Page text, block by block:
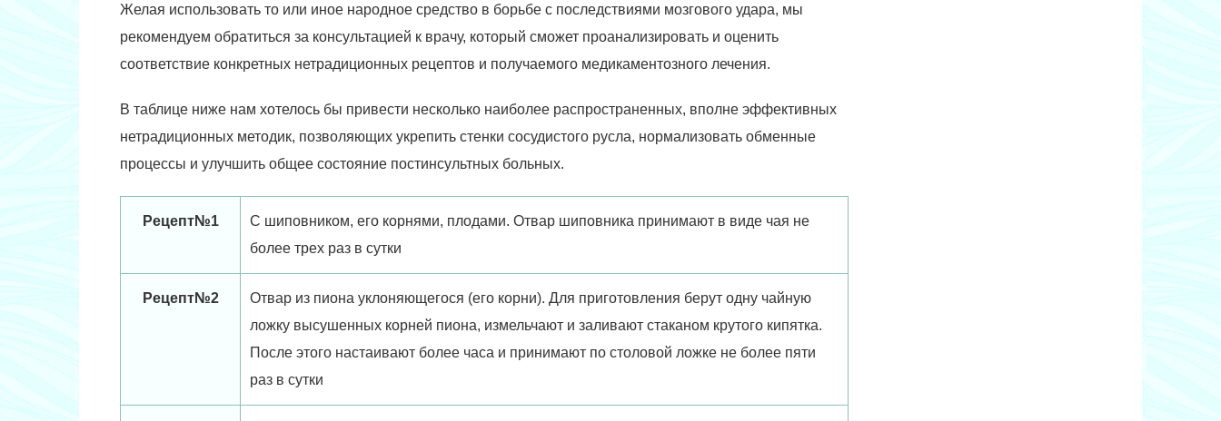
Желая использовать то или иное народное средство в борьбе с последствиями мозгового удара, мы
рекомендуем обратиться за консультацией к врачу, который сможет проанализировать и оценить
соответствие конкретных нетрадиционных рецептов и получаемого медикаментозного лечения.
В таблице ниже нам хотелось бы привести несколько наиболее распространенных, вполне эффективных
нетрадиционных методик, позволяющих укрепить стенки сосудистого русла, нормализовать обменные
процессы и улучшить общее состояние постинсультных больных.
Рецепт№1
С шиповником, его корнями, плодами. Отвар шиповника принимают в виде чая не
более трех раз в сутки
Рецепт№2
Отвар из пиона уклоняющегося (его корни). Для приготовления берут одну чайную
ложку высушенных корней пиона, измельчают и заливают стаканом крутого кипятка.
После этого настаивают более часа и принимают по столовой ложке не более пяти
раз в сутки